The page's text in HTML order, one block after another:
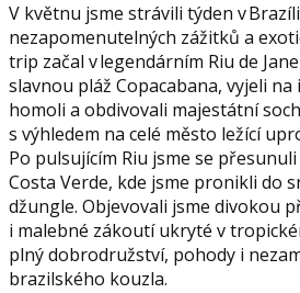
V květnu jsme strávili týden v
nezapomenutelných zážitků a
trip začal v legendárním Riu de
slavnou pláž Copacabana, vyjeli
homoli a obdivovali majestátní
s výhledem na celé město ležící
Po pulsujícím Riu jsme se
Costa Verde, kde jsme pronikli do
džungle. Objevovali jsme divokou
i malebné zákoutí ukryté v
plný dobrodružství, pohody i
brazilského kouzla.